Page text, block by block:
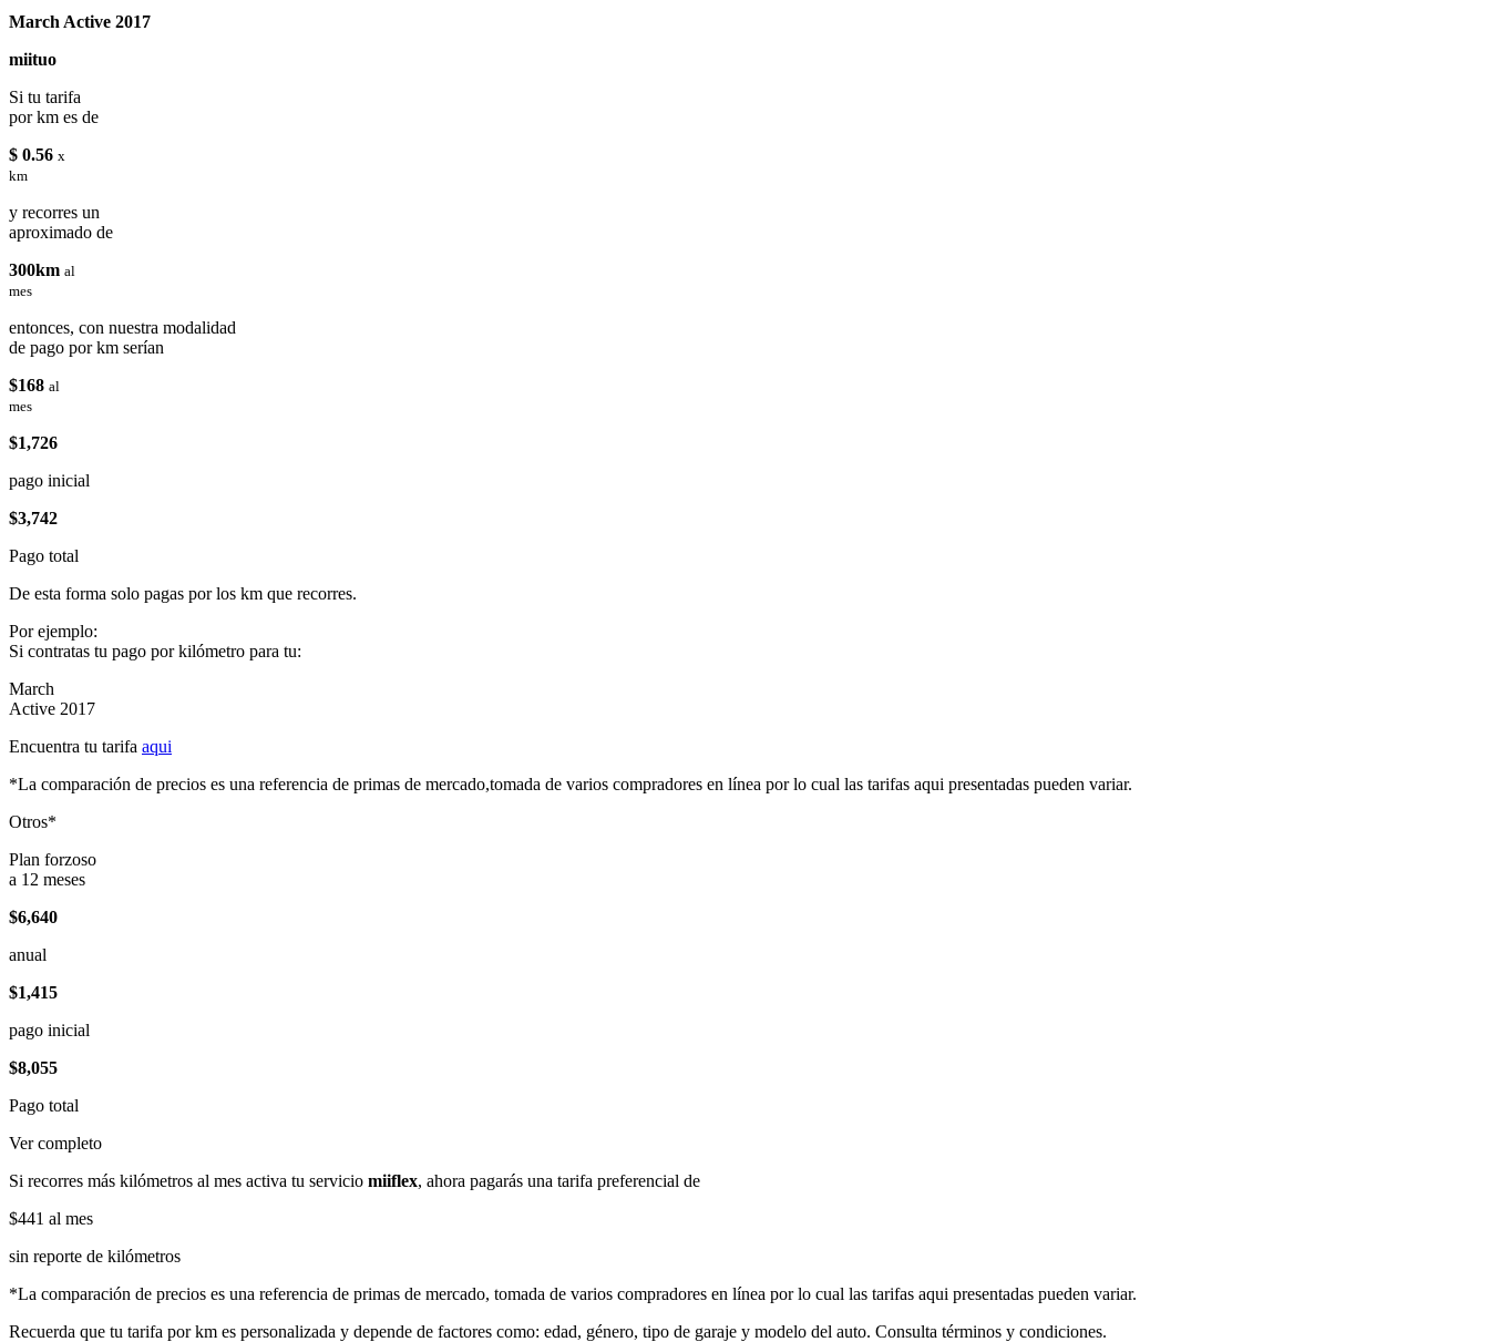
March Active 2017
miituo
Si tu tarifa
por km es de
$ 0.56 x
km
y recorres un
aproximado de
300km al
mes
entonces, con nuestra modalidad
de pago por km serían
$168 al
mes
$1,726
pago inicial
$3,742
Pago total
De esta forma solo pagas por los km que recorres.
Por ejemplo:
Si contratas tu pago por kilómetro para tu:
March
Active 2017
Encuentra tu tarifa aqui
*La comparación de precios es una referencia de primas de mercado,tomada de varios compradores en línea por lo cual las tarifas aqui presentadas pueden variar.
Otros*
Plan forzoso
a 12 meses
$6,640
anual
$1,415
pago inicial
$8,055
Pago total
Ver completo
Si recorres más kilómetros al mes activa tu servicio miiflex, ahora pagarás una tarifa preferencial de
$441 al mes
sin reporte de kilómetros
*La comparación de precios es una referencia de primas de mercado, tomada de varios compradores en línea por lo cual las tarifas aqui presentadas pueden variar.
Recuerda que tu tarifa por km es personalizada y depende de factores como: edad, género, tipo de garaje y modelo del auto. Consulta términos y condiciones.